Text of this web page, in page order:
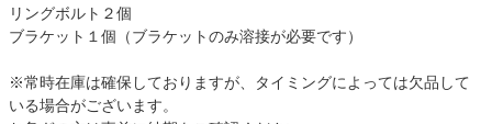
リングボルト２個
ブラケット１個（ブラケットのみ溶接が必要です）
※常時在庫は確保しておりますが、タイミングによっては欠品して
いる場合がございます。